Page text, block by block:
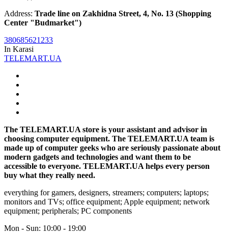
Address: Trade line on Zakhidna Street, 4, No. 13 (Shopping
Center "Budmarket")
380685621233
In Karasi
TELEMART.UA
The TELEMART.UA store is your assistant and advisor in
choosing computer equipment. The TELEMART.UA team is
made up of computer geeks who are seriously passionate about
modern gadgets and technologies and want them to be
accessible to everyone. TELEMART.UA helps every person
buy what they really need.
everything for gamers, designers, streamers; computers; laptops;
monitors and TVs; office equipment; Apple equipment; network
equipment; peripherals; PC components
Mon - Sun: 10:00 - 19:00